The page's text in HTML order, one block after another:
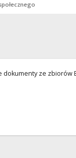
ze zbiorów